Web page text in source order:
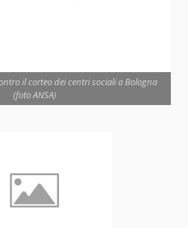
il corteo dei centri sociali a Bologna
(foto ANSA)